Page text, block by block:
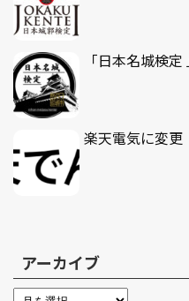
「日本名城検
楽天電気に変更
アーカイブ